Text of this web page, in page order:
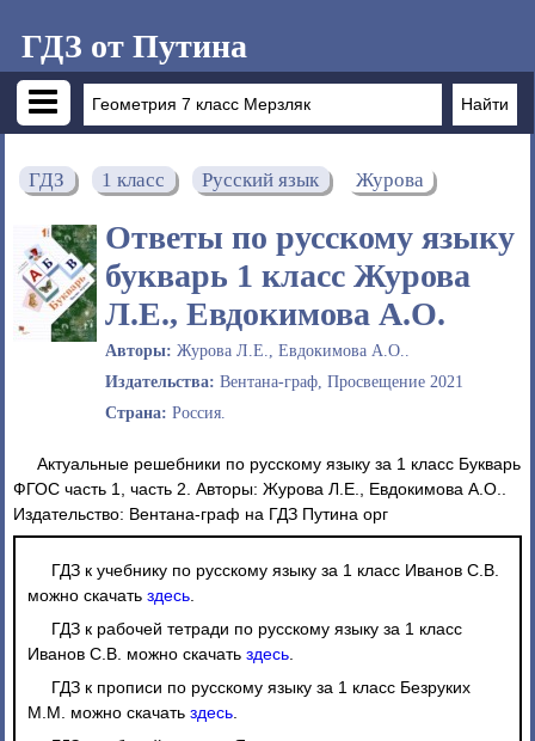
ГДЗ от Путина
ГДЗ 1 класс Русский язык Журова
Ответы по русскому языку
букварь 1 класс Журова
Л.Е., Евдокимова А.О.
Авторы: Журова Л.Е., Евдокимова А.О..
Издательства: Вентана-граф, Просвещение 2021
Страна: Россия.
Актуальные решебники по русскому языку за 1 класс Букварь
ФГОС часть 1, часть 2. Авторы: Журова Л.Е., Евдокимова А.О..
Издательство: Вентана-граф на ГДЗ Путина орг
ГДЗ к учебнику по русскому языку за 1 класс Иванов С.В.
можно скачать здесь
ГДЗ к рабочей тетради по русскому языку за 1 класс
Иванов С.В. можно скачать здесь
ГДЗ к прописи по русскому языку за 1 класс Безруких
М.М. можно скачать здесь